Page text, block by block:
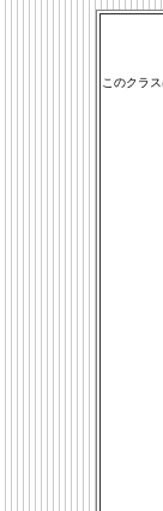
このクラ